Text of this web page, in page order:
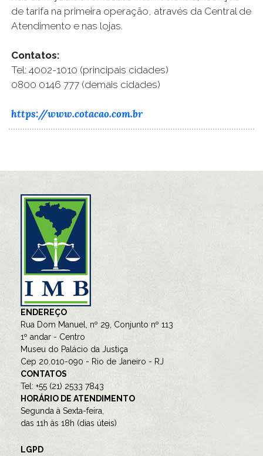
de tarifa na primeira operação, através da Central de
Atendimento e nas lojas.
Contatos:
Tel: 4002-1010 (principais cidades)
0800 0146 777 (demais cidades)
https://www.cotacao.com.br
ENDEREÇO
Rua Dom Manuel, nº 29, Conjunto nº 113
1º andar - Centro
Museu do Palácio da Justiça
Cep 20.010-090 - Rio de Janeiro - RJ
CONTATOS
Tel: +55 (21) 2533 7843
HORÁRIO DE ATENDIMENTO
Segunda à Sexta-feira,
das 11h às 18h (dias úteis)
LGPD